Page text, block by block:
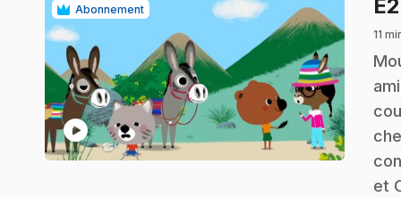
Abonnement
play_circle
E2
11
.
et